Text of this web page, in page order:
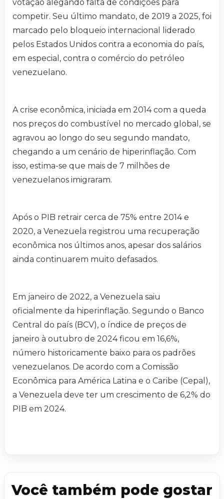
votação alegando falta de condições para
competir. Seu último mandato, de 2019 a 2025, foi
marcado pelo bloqueio internacional liderado
pelos Estados Unidos contra a economia do país,
em especial, contra o comércio do petróleo
venezuelano.
A crise econômica, iniciada em 2014 com a queda
nos preços do combustível no mercado global, se
agravou ao longo do seu segundo mandato,
chegando a um cenário de hiperinflação. Com
isso, estima-se que mais de 7 milhões de
venezuelanos imigraram.
Após o PIB retrair cerca de 75% entre 2014 e
2020, a Venezuela registrou uma recuperação
econômica nos últimos anos, apesar dos salários
ainda continuarem muito defasados.
Em janeiro de 2022, a Venezuela saiu
oficialmente da hiperinflação. Segundo o Banco
Central do país (BCV), o índice de preços de
janeiro à outubro de 2024 ficou em 16,6%,
número historicamente baixo para os padrões
venezuelanos. De acordo com a Comissão
Econômica para América Latina e o Caribe (Cepal),
a Venezuela deve ter um crescimento de 6,2% do
PIB em 2024.
Você também pode gostar